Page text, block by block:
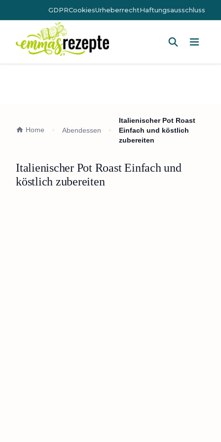
GDPRCookiesUrheberrechtHaftungsausschluss
Home Abendessen
Italienischer Pot Roast
Einfach und köstlich
zubereiten
Italienischer Pot Roast Einfach und
köstlich zubereiten